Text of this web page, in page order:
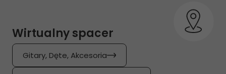
Wirtualny spacer
Gitary, Dęte, Akcesoria